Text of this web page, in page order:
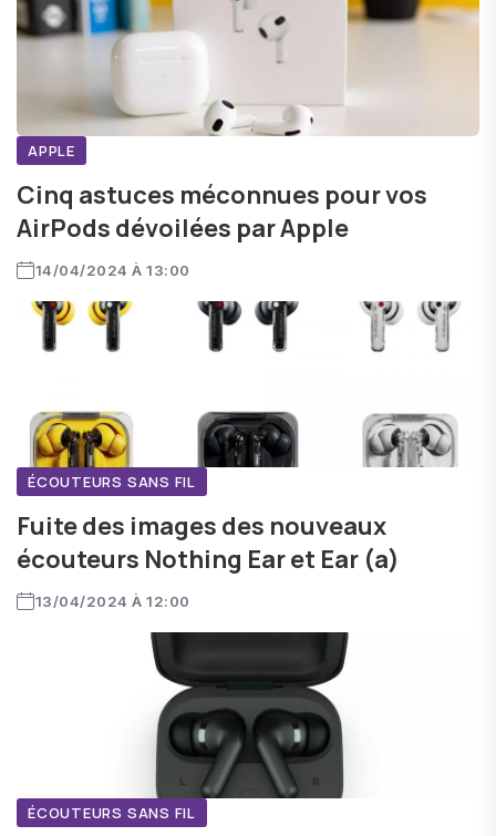
APPLE
Cinq astuces méconnues pour vos
AirPods dévoilées par Apple
14/04/2024 À 13:00
ÉCOUTEURS SANS FIL
Fuite des images des nouveaux
écouteurs Nothing Ear et Ear (a)
13/04/2024 À 12:00
ÉCOUTEURS SANS FIL